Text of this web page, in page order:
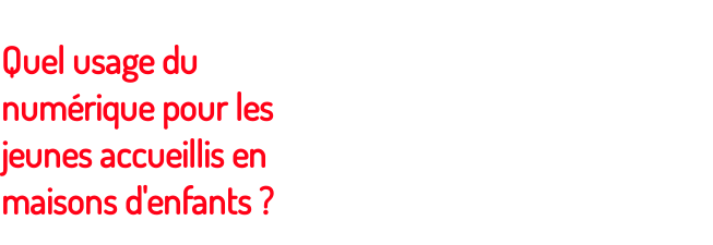
Quel usage du
numérique pour les
jeunes accueillis en
maisons d'enfants ?